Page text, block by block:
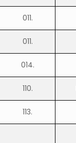
011.
011.
014.
110.
113.